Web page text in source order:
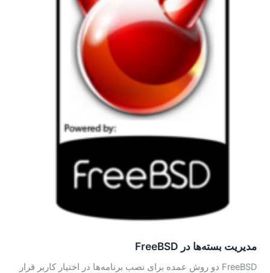
مدیریت بسته‌ها در FreeBSD
FreeBSD دو روش عمده برای نصب برنامه‌ها در اختیار کاربر قرار